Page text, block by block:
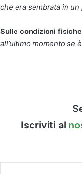
che era sembrata in
Sulle condizioni
all’ultimo momento se
Iscriviti al